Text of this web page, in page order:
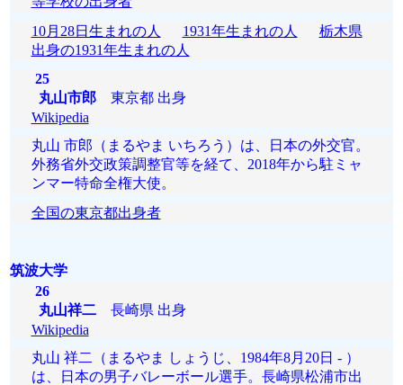
10月28日生まれの人
1931年生まれの人
栃木県
出身の1931年生まれの人
25
丸山市郎東京都 出身
Wikipedia
丸山 市郎（まるやま いちろう）は、日本の外交官。
外務省外交政策調整官等を経て、2018年から駐ミャ
ンマー特命全権大使。
全国の東京都出身者
筑波大学
26
丸山祥二長崎県 出身
Wikipedia
丸山 祥二（まるやま しょうじ、1984年8月20日 - ）
は、日本の男子バレーボール選手。長崎県松浦市出